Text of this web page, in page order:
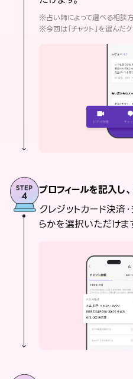
※占い師によって選べる相談
※今回は「チャット」を選んだ
プロフィールを記入し
クレジットカード決済
らかを選択いただけま